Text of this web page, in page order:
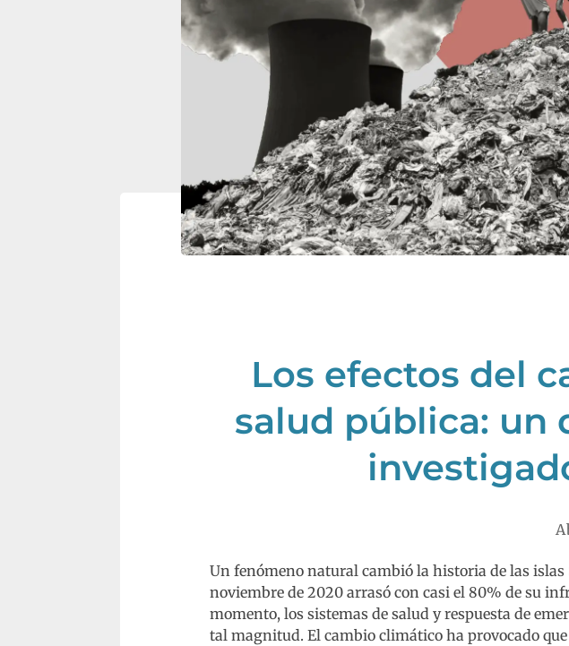
Los efectos del
salud pública: un
Un fenómeno natural cambió la historia de las islas
noviembre de 2020 arrasó con casi el 80% de su
momento, los sistemas de salud y respuesta de
tal magnitud. El cambio climático ha provocado